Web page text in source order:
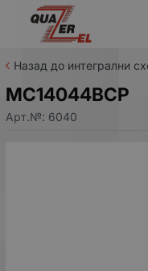
Назад до интегрални
MC14044BCP
Арт.№: 6040